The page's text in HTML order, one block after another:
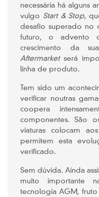
necessária há alguns
vulgo Start & Stop,
desafio superado no
futuro, o advento
crescimento da
Aftermarketserá
linha de produto.
Tem sido um
verificar noutras
coopera
componentes. São
viaturas colocam
permitem esta
verificado.
Sem dúvida. Ainda
muito importante
tecnologia AGM,